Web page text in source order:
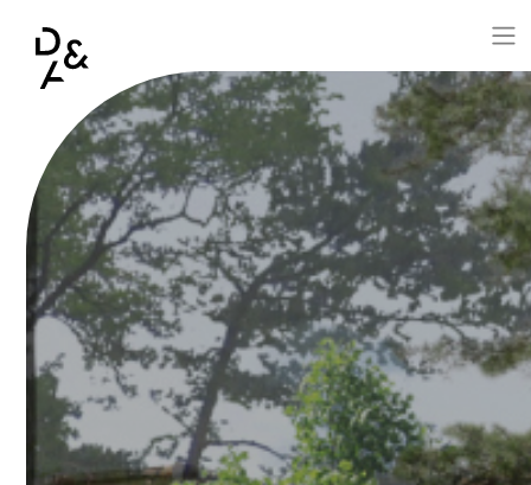
Aller au contenu principal